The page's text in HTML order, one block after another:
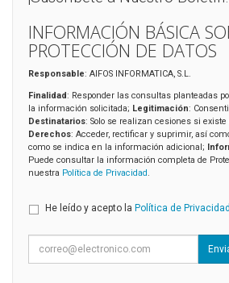
INFORMACIÓN BÁSICA
PROTECCIÓN DE DATOS
Responsable: AIFOS INFORMATICA, S.L.
Finalidad: Responder las consultas planteadas
la información solicitada; Legitimación:
Destinatarios: Solo se realizan cesiones si
Derechos: Acceder, rectificar y suprimir, así
como se indica en la información adicional;
Puede consultar la información completa de
nuestra Política de Privacidad.
He leído y acepto la Política de Privacidad